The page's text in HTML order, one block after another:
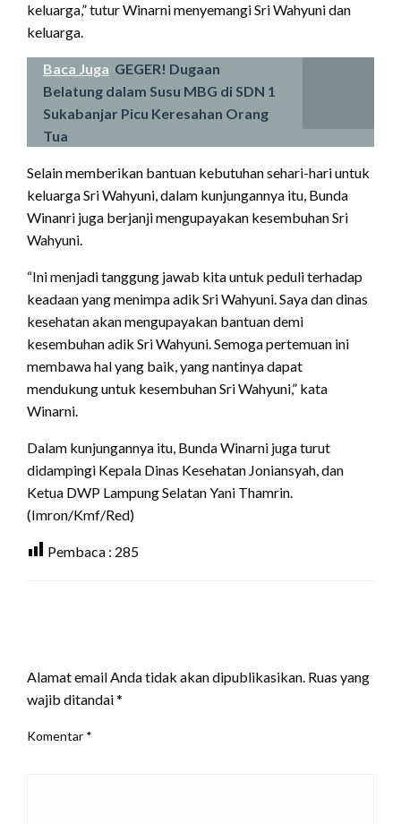
keluarga,” tutur Winarni menyemangi Sri Wahyuni dan
keluarga.
Baca Juga GEGER! Dugaan
Belatung dalam Susu MBG di SDN 1
Sukabanjar Picu Keresahan Orang
Tua
Selain memberikan bantuan kebutuhan sehari-hari untuk
keluarga Sri Wahyuni, dalam kunjungannya itu, Bunda
Winanri juga berjanji mengupayakan kesembuhan Sri
Wahyuni.
“Ini menjadi tanggung jawab kita untuk peduli terhadap
keadaan yang menimpa adik Sri Wahyuni. Saya dan dinas
kesehatan akan mengupayakan bantuan demi
kesembuhan adik Sri Wahyuni. Semoga pertemuan ini
membawa hal yang baik, yang nantinya dapat
mendukung untuk kesembuhan Sri Wahyuni,” kata
Winarni.
Dalam kunjungannya itu, Bunda Winarni juga turut
didampingi Kepala Dinas Kesehatan Joniansyah, dan
Ketua DWP Lampung Selatan Yani Thamrin.
(Imron/Kmf/Red)
Pembaca : 285
Alamat email Anda tidak akan dipublikasikan. Ruas yang
wajib ditandai*
Komentar *